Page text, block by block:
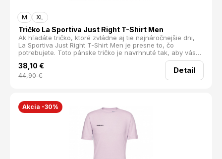
M XL
Tričko La Sportiva Just Right T-Shirt Men
Ak hľadáte tričko, ktoré zvládne aj tie najnáročnejšie dni,
La Sportiva Just Right T-Shirt Men je presne to, čo
potrebujete. Toto pánske tričko je navrhnuté tak, aby vás
udržalo v chlade, suchu a pohodlí, nech sa deje čokoľvek.
Ideálne na dni plné pohybu, keď sa nezastavíte ani na
chvíľu.
38,10 €
44,90€
Detail
Akcia -30%